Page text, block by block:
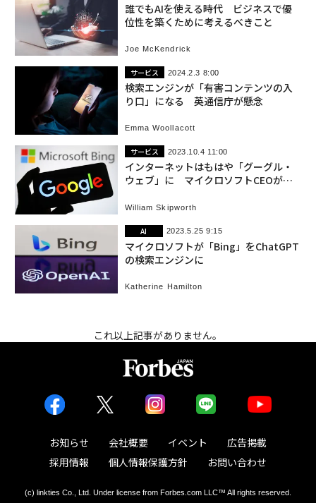
誰でもAIを使える時代 ビジネスで優
位性を築くために考えるべきこと
Joe McKendrick
サービス 2024.2.3 8:00
検索エンジンが「有害コンテンツの入
り口」になる 英通信庁が懸念
Emma Woollacott
サービス 2023.10.4 11:00
インターネットはもはや「グーグル・
ウェブ」に マイクロソフトCEOが証
William Skipworth
AI 2023.5.25 9:15
マイクロソフトが「Bing」をChatGPT
の検索エンジンに
Katherine Hamilton
これ以上記事がありません。
お知らせ 会社概要 イベント
広告掲載
採用情報
個人情報保護方針 お問い合わせ
(c) linkties Co., Ltd. Under license from Forbes.com LLC™ All rights reserved.